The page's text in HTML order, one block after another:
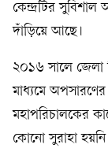
কেন্দ্রটির
দাঁড়িয়ে আছে।
২০১৬ সালে জেলা
মাধ্যমে
মহাপরিচালকের
কোনো সুরাহা